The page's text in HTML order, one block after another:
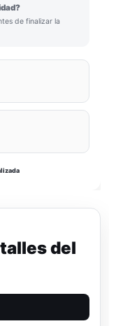
de finalizar la
del